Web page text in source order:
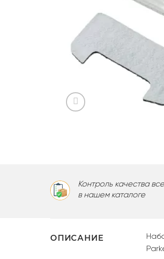
Контроль качества
в нашем каталоге
ОПИСАНИЕ